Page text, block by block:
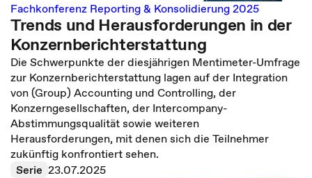
Fachkonferenz Reporting & Konsolidierung 2025
Trends und Herausforderungen in der
Konzernberichterstattung
Die Schwerpunkte der diesjährigen Mentimeter-Umfrage
zur Konzernberichterstattung lagen auf der Integration
von (Group) Accounting und Controlling, der
Konzerngesellschaften, der Intercompany-
Abstimmungsqualität sowie weiteren
Herausforderungen, mit denen sich die Teilnehmer
zukünftig konfrontiert sehen.
Serie 23.07.2025